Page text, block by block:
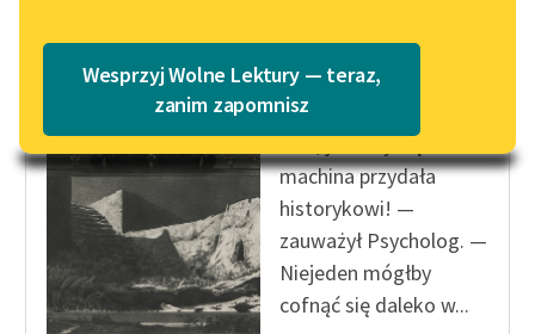
Lektury szkolne i klasyka
literatury do słuchania dla
uczennic i uczniów z
niepełnosprawnościami
E-kolekcja lektur
szkolnych i literatury do
słuchania dla uczennic i
uczniów z
Katalog w formacie PDF
Wesprzyj Wolne Lektury — teraz,
zanim zapomnisz
Herbert George Wells
Wehikuł czasu
— O, jakżeby się taka
machina przydała
historykowi! —
zauważył Psycholog. —
Niejeden mógłby
cofnąć się daleko w...